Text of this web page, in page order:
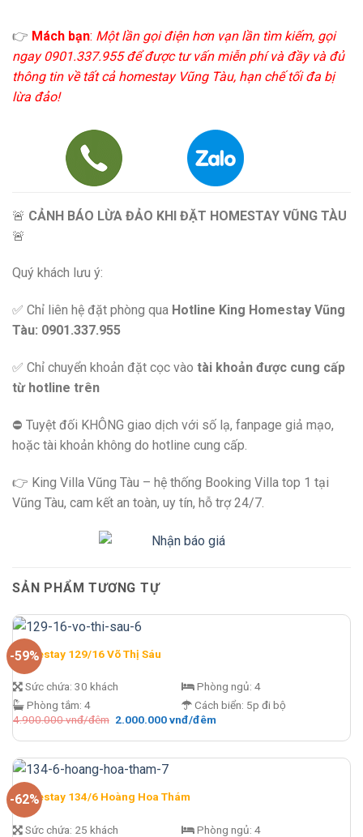
👉 Mách bạn: Một lần gọi điện hơn vạn lần tìm kiếm, gọi
ngay 0901.337.955 để được tư vấn miễn phí và đầy và đủ
thông tin về tất cả homestay Vũng Tàu, hạn chế tối đa bị
lừa đảo!
🚨 CẢNH BÁO LỪA ĐẢO KHI ĐẶT HOMESTAY VŨNG TÀU
🚨
Quý khách lưu ý:
✅ Chỉ liên hệ đặt phòng qua Hotline King Homestay Vũng
Tàu: 0901.337.955
✅ Chỉ chuyển khoản đặt cọc vào tài khoản được cung cấp
từ hotline trên
⛔️ Tuyệt đối KHÔNG giao dịch với số lạ, fanpage giả mạo,
hoặc tài khoản không do hotline cung cấp.
👉 King Villa Vũng Tàu – hệ thống Booking Villa top 1 tại
Vũng Tàu, cam kết an toàn, uy tín, hỗ trợ 24/7.
SẢN PHẨM TƯƠNG TỰ
-59%
Homestay 129/16 Võ Thị Sáu
Sức chứa: 30 khách
Phòng tắm: 4
Phòng ngủ: 4
Cách biển: 5p đi bộ
4.900.000vnđ/đêm Giá
là:
đêm.
2.000.000vnđ/đêmGiá
tại
2.000.000 vnđ/
-62%
Homestay 134/6 Hoàng Hoa Thám
Sức chứa: 25 khách
Phòng ngủ: 4